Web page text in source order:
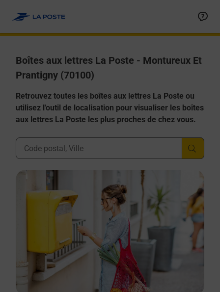
Boîtes aux lettres La Poste - Montureux Et
Prantigny (70100)
Retrouvez toutes les boîtes aux lettres La Poste ou
utilisez l'outil de localisation pour visualiser les boîtes
aux lettres La Poste les plus proches de chez vous.
Ville, Département, Code Postal